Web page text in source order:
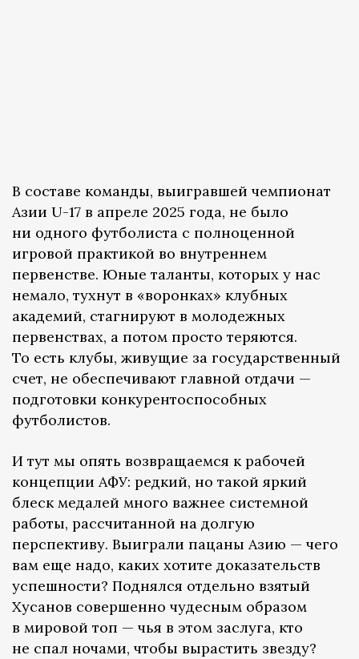
В составе команды, выигравшей чемпионат
Азии U-17 в апреле 2025 года, не было
ни одного футболиста с полноценной
игровой практикой во внутреннем
первенстве. Юные таланты, которых у нас
немало, тухнут в «воронках» клубных
академий, стагнируют в молодежных
первенствах, а потом просто теряются.
То есть клубы, живущие за государственный
счет, не обеспечивают главной отдачи —
подготовки конкурентоспособных
футболистов.
И тут мы опять возвращаемся к рабочей
концепции АФУ: редкий, но такой яркий
блеск медалей много важнее системной
работы, рассчитанной на долгую
перспективу. Выиграли пацаны Азию — чего
вам еще надо, каких хотите доказательств
успешности? Поднялся отдельно взятый
Хусанов совершенно чудесным образом
в мировой топ — чья в этом заслуга, кто
не спал ночами, чтобы вырастить звезду?